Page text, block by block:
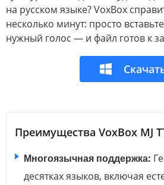
на русском языке? VoxBox
несколько минут: просто
нужный голос — и файл готов к
Преимущества VoxBox MJ
Многоязычная поддержка:
десятках языков, включая